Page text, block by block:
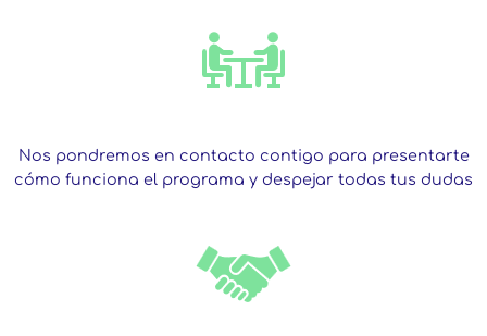
Nos pondremos en contacto contigo para presentarte
cómo funciona el programa y despejar todas tus dudas